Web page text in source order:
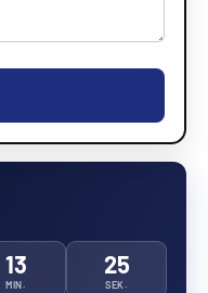
13
MIN.
25
SEK.